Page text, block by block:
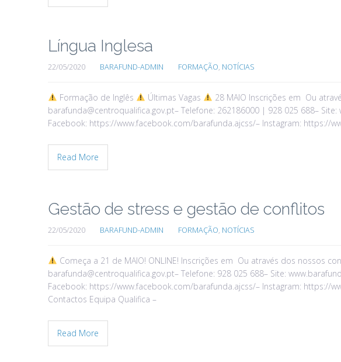
Língua Inglesa
22/05/2020 BARAFUND-ADMIN FORMAÇÃO, NOTÍCIAS
Formação de Inglês Últimas Vagas
28 MAIO Inscrições em Ou
barafunda@centroqualifica.gov.pt– Telefone: 262186000 | 928 025 688– Site:
Facebook: https://www.facebook.com/barafunda.ajcss/– Instagram: https://
Read More
Gestão de stress e gestão de conflitos
22/05/2020 BARAFUND-ADMIN FORMAÇÃO, NOTÍCIAS
Começa a 21 de MAIO! ONLINE! Inscrições em Ou através dos nossos
barafunda@centroqualifica.gov.pt– Telefone: 928 025 688– Site:
Facebook: https://www.facebook.com/barafunda.ajcss/– Instagram: https://
Contactos Equipa Qualifica –
Read More